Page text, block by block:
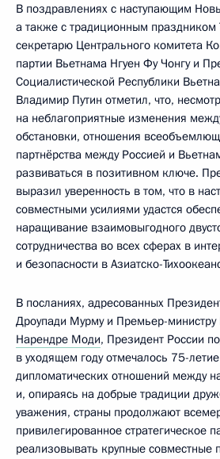
В поздравлениях с наступающим
а также с традиционным праздником
секретарю Центрального комитета
партии Вьетнама Нгуен Фу Чонгу и
Социалистической Республики
Владимир Путин отметил, что,
на неблагоприятные изменения
обстановки, отношения
партнёрства между Россией и
развиваться в позитивном ключе.
выразил уверенность в том, что в
совместными усилиями удастся
наращивание взаимовыгодного
сотрудничества во всех сферах в
и безопасности в Азиатско-
В посланиях, адресованных
Дроупади Мурму и Премьер-министру
Нарендре Моди, Президент России
в уходящем году отмечалось 75-
дипломатических отношений между
и, опираясь на добрые традиции
уважения, страны продолжают
привилегированное стратегическое
реализовывать крупные совместные